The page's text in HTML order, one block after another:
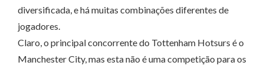
diversificada, e há muitas combinações diferentes de
jogadores.
Claro, o principal concorrente do Tottenham Hotsurs é o
Manchester City, mas esta não é uma competição para os